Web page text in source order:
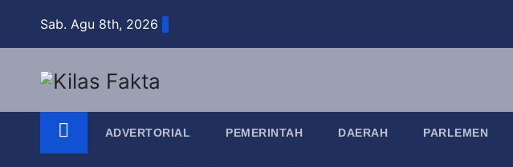
Sab. Agu 8th, 2026
ADVERTORIAL PEMERINTAH DAERAH PARLEMEN